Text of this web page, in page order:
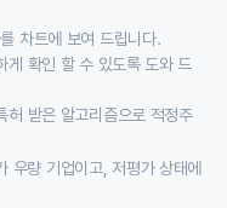
차트에 보여 드립니다.
게 확인 할 수 있도록 도와 드
허 받은 알고리즘으로 적정주
우량 기업이고, 저평가 상태에